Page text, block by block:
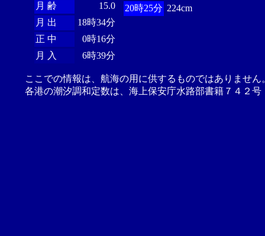
月 齢
15.0
月 出
18時34分
正 中
0時16分
月 入
6時39分
20時25分 224cm
ここでの情報は、航海の用に供するものではありませ
各港の潮汐調和定数は、海上保安庁水路部書籍７４２